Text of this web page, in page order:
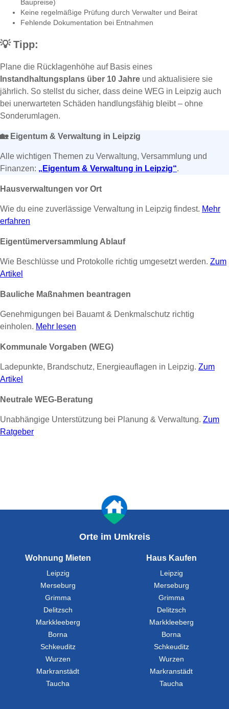
Baupreise)
Keine regelmäßige Prüfung durch Verwalter und Beirat
Fehlende Dokumentation bei Entnahmen
💡Tipp:
Plane die Rücklagenhöhe auf Basis eines
Instandhaltungsplans über 10 Jahre und aktualisiere sie
jährlich. So stellst du sicher, dass deine WEG in Leipzig auch
bei unerwarteten Schäden handlungsfähig bleibt – ohne
Sonderumlagen.
🏡 Eigentum & Verwaltung in Leipzig
Alle wichtigen Themen zu Verwaltung, Versammlung und
Finanzen: „Eigentum & Verwaltung in Leipzig“.
Hausverwaltungen vor Ort
Wie du eine zuverlässige Verwaltung in Leipzig findest. Mehr
erfahren
Eigentümerversammlung Ablauf
Wie Beschlüsse und Protokolle richtig umgesetzt werden. Zum
Artikel
Bauliche Maßnahmen beantragen
Genehmigungen bei Bauamt & Denkmalschutz richtig
einholen. Mehr lesen
Kommunale Vorgaben (WEG)
Ladepunkte, Brandschutz, Energieauflagen in Leipzig. Zum
Artikel
Neutrale WEG-Beratung
Unabhängige Unterstützung bei Planung & Verwaltung. Zum
Ratgeber
Orte im Umkreis
Wohnung Mieten
Leipzig
Merseburg
Grimma
Delitzsch
Markkleeberg
Borna
Schkeuditz
Wurzen
Markranstädt
Taucha
Haus Kaufen
Leipzig
Merseburg
Grimma
Delitzsch
Markkleeberg
Borna
Schkeuditz
Wurzen
Markranstädt
Taucha